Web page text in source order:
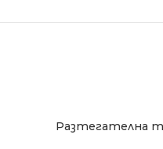
Разтегателна